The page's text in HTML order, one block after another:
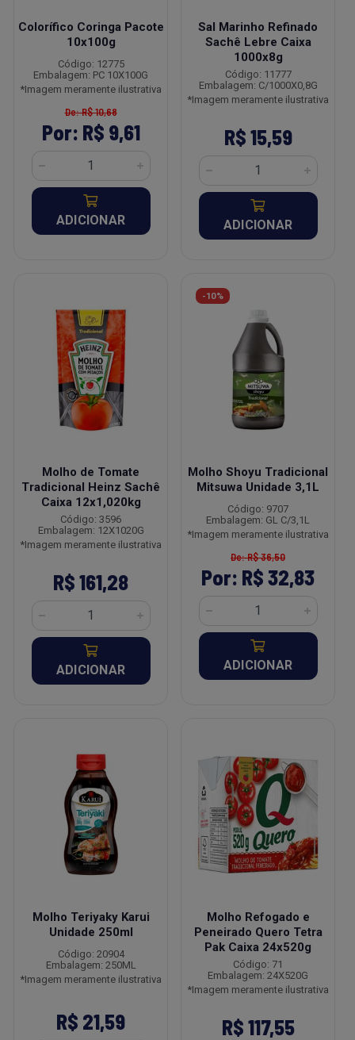
Colorífico Coringa Pacote
10x100g
Código: 12775
Embalagem: PC 10X100G
*Imagem meramente ilustrativa
De: R$ 10,68
Por: R$ 9,61
ADICIONAR
Sal Marinho Refinado
Sachê Lebre Caixa
1000x8g
Código: 11777
Embalagem: C/1000X0,8G
*Imagem meramente ilustrativa
R$ 15,59
ADICIONAR
Molho de Tomate
Tradicional Heinz Sachê
Caixa 12x1,020kg
Código: 3596
Embalagem: 12X1020G
*Imagem meramente ilustrativa
R$ 161,28
ADICIONAR
-10%
Molho Shoyu Tradicional
Mitsuwa Unidade 3,1L
Código: 9707
Embalagem: GL C/3,1L
*Imagem meramente ilustrativa
De: R$ 36,50
Por: R$ 32,83
ADICIONAR
Molho Teriyaky Karui
Unidade 250ml
Código: 20904
Embalagem: 250ML
*Imagem meramente ilustrativa
R$ 21,59
Molho Refogado e
Peneirado Quero Tetra
Pak Caixa 24x520g
Código: 71
Embalagem: 24X520G
*Imagem meramente ilustrativa
R$ 117,55